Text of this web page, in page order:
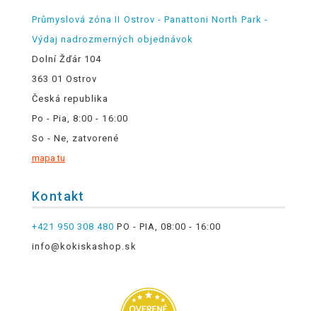
Průmyslová zóna II Ostrov - Panattoni North Park -
Výdaj nadrozmerných objednávok
Dolní Žďár 104
363 01 Ostrov
Česká republika
Po - Pia, 8:00 - 16:00
So - Ne, zatvorené
mapa tu
Kontakt
+421 950 308 480 PO - PIA, 08:00 - 16:00
info@kokiskashop.sk